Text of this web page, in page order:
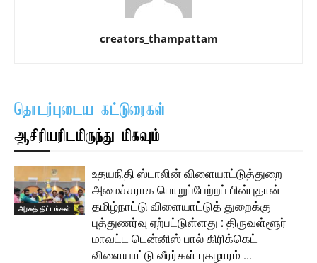
creators_thampattam
தொடர்புடைய கட்டுரைகள்
ஆசிரியரிடமிருந்து மிகவும்
அரசுத் திட்டங்கள்
உதயநிதி ஸ்டாலின் விளையாட்டுத்துறை
அமைச்சராக பொறுப்பேற்றப் பின்புதான்
தமிழ்நாட்டு விளையாட்டுத் துறைக்கு
புத்துணர்வு ஏற்பட்டுள்ளது : திருவள்ளூர்
மாவட்ட டென்னிஸ் பால் கிரிக்கெட்
விளையாட்டு வீரர்கள் புகழாரம் …